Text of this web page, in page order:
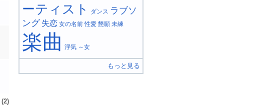
(2)
ーティスト
ダンス ラブソ
ング 失恋 女の名前 性愛 懇願 未練
楽曲 浮気 ～女
もっと見る